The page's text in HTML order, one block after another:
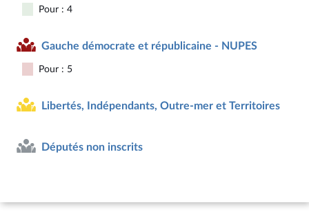
Pour : 4
Gauche démocrate et républicaine - NUPES
Pour : 5
Libertés, Indépendants, Outre-mer et Territoires
Députés non inscrits